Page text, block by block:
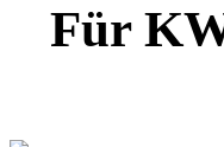
Für